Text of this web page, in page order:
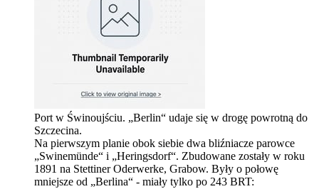
Port w Świnoujściu. „Berlin“ udaje się w drogę powrotną do
Szczecina.
Na pierwszym planie obok siebie dwa bliźniacze parowce
„Swinemünde“ i „Heringsdorf“. Zbudowane zostały w roku
1891 na Stettiner Oderwerke, Grabow. Były o połowę
mniejsze od „Berlina“ - miały tylko po 243 BRT: